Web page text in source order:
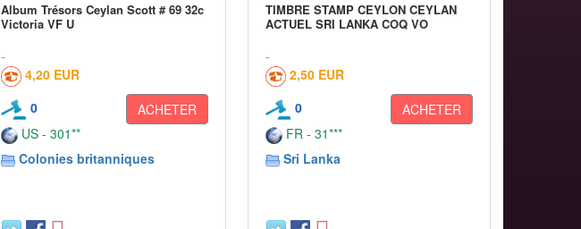
Album Trésors Ceylan Scott # 69 32c
Victoria VF U
4,20 EUR
0
ACHETER
US - 301**
Colonies britanniques
TIMBRE STAMP CEYLON CEYLAN
ACTUEL SRI LANKA COQ VO
2,50 EUR
0
ACHETER
FR - 31***
Sri Lanka